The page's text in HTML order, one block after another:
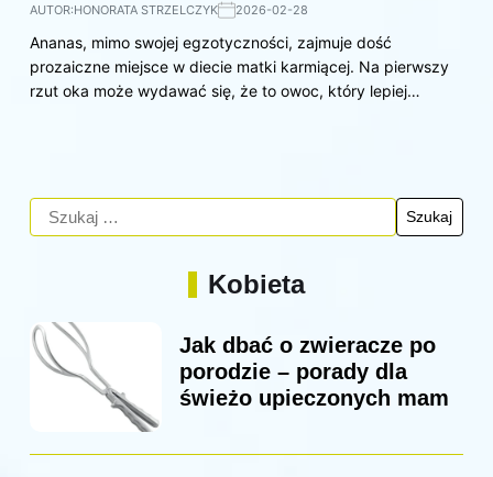
AUTOR:HONORATA STRZELCZYK 2026-02-28
Ananas, mimo swojej egzotyczności, zajmuje dość
prozaiczne miejsce w diecie matki karmiącej. Na pierwszy
rzut oka może wydawać się, że to owoc, który lepiej…
Kobieta
Jak dbać o zwieracze po
porodzie – porady dla
świeżo upieczonych mam